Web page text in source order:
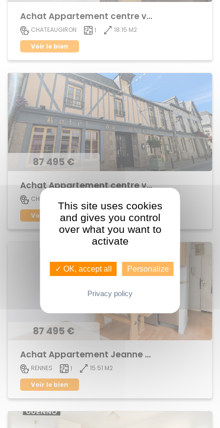
Achat Appartement centre ville
CHATEAUGIRON 1
18.15 M2
Voir le bien
87 495 €
Achat Appartement centre ville
CHATEAUGIRON
Voir le bien
87 495 €
Achat Appartement Jeanne d'Arc
RENNES 1
15.51 M2
Voir le bien
This site uses cookies
and gives you control
over what you want to
activate
✓ OK, accept all Personalize
Privacy policy